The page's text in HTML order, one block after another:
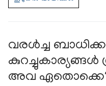
വരള്‍ച്ച
കുറച്ചുകാര്യങ്ങള്‍
അവ